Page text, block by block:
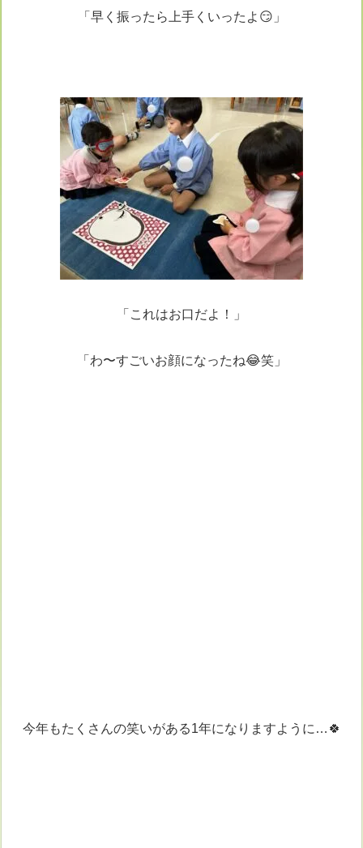
「早く振ったら上手くいったよ😏」
「これはお口だよ！」
「わ〜すごいお顔になったね😂笑」
今年もたくさんの笑いがある1年になりますように…🍀